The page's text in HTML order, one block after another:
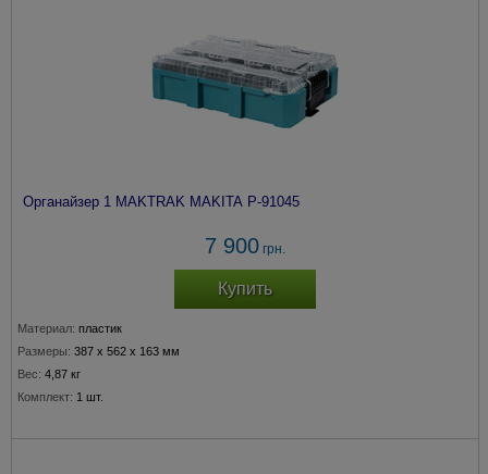
Органайзер 1 MAKTRAK MAKITA P-91045
7 900 грн.
Купить
Материал: пластик
Размеры: 387 x 562 x 163 мм
Вес: 4,87 кг
Комплект: 1 шт.